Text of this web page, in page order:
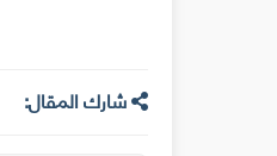
شارك المقال: